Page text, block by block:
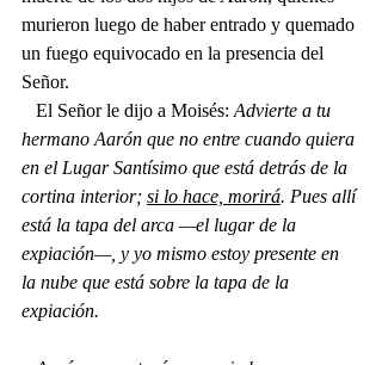
murieron luego de haber entrado y quemado
un fuego equivocado en la presencia del
Señor.
   El Señor le dijo a Moisés:
Advierte a tu
hermano Aarón que no entre cuando quiera
en el Lugar Santísimo que está detrás de la
cortina interior; si lo hace, morirá. Pues allí
está la tapa del arca —el lugar de la
expiación—, y yo mismo estoy presente en
la nube que está sobre la tapa de la
expiación.